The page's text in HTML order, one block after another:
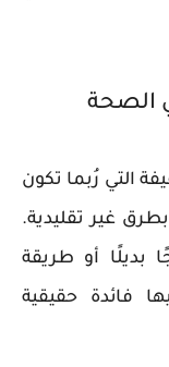
الصحة
التي رُبما تكون
غير تقليدية.
بديلًا أو طريقة
فائدة حقيقية